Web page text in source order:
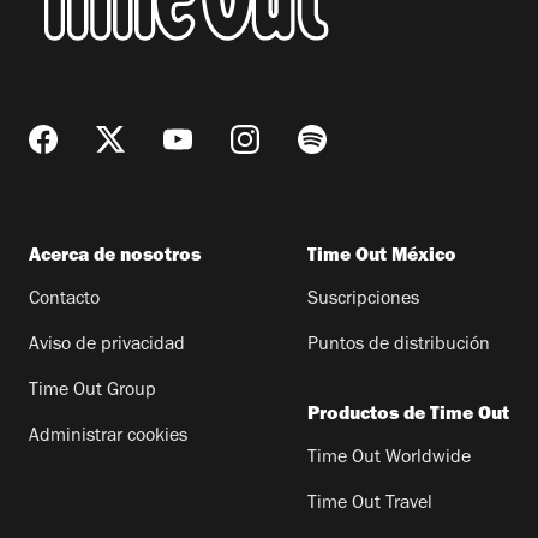
Acerca de nosotros
Contacto
Aviso de privacidad
Time Out Group
Administrar cookies
Time Out México
Suscripciones
Puntos de distribución
Productos de Time Out
Time Out Worldwide
Time Out Travel